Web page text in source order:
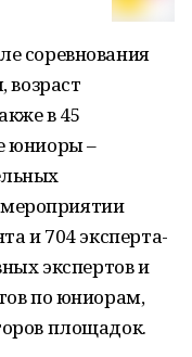
соревнования
возраст
в 45
юниоры –
мероприятии
и 704 эксперта-
экспертов и
по юниорам,
площадок.